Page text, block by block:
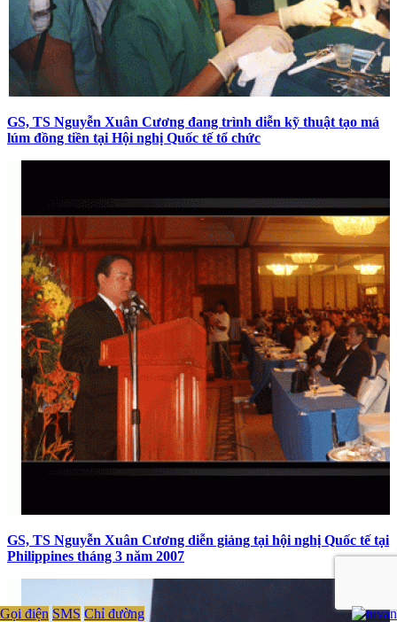
GS, TS Nguyễn Xuân Cương đang trình diễn kỹ thuật tạo má
lúm đồng tiền tại Hội nghị Quốc tế tổ chức
GS, TS Nguyễn Xuân Cương diễn giảng tại hội nghị Quốc tế tại
Philippines tháng 3 năm 2007
Gọi điện SMS Chỉ đường